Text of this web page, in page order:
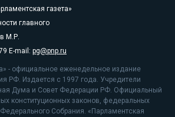
газета»
главного
М.Р.
E-mail: pg@pnp.ru
- официальное еженедельное издание
РФ. Издается с 1997 года. Учредители
Дума и Совет Федерации РФ. Официальный
конституционных законов, федеральных
Собрания. «Парламентская